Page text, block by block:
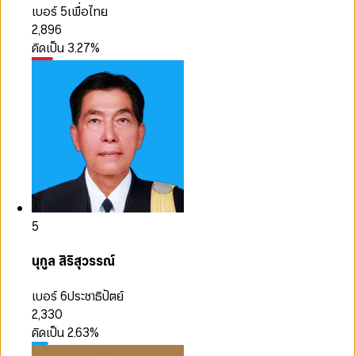
เบอร์ 5เพื่อไทย
2,896
คิดเป็น 3.27%
5
นุกูล สิริสุวรรณ์
เบอร์ 6ประชาธิปัตย์
2,330
คิดเป็น2.63%